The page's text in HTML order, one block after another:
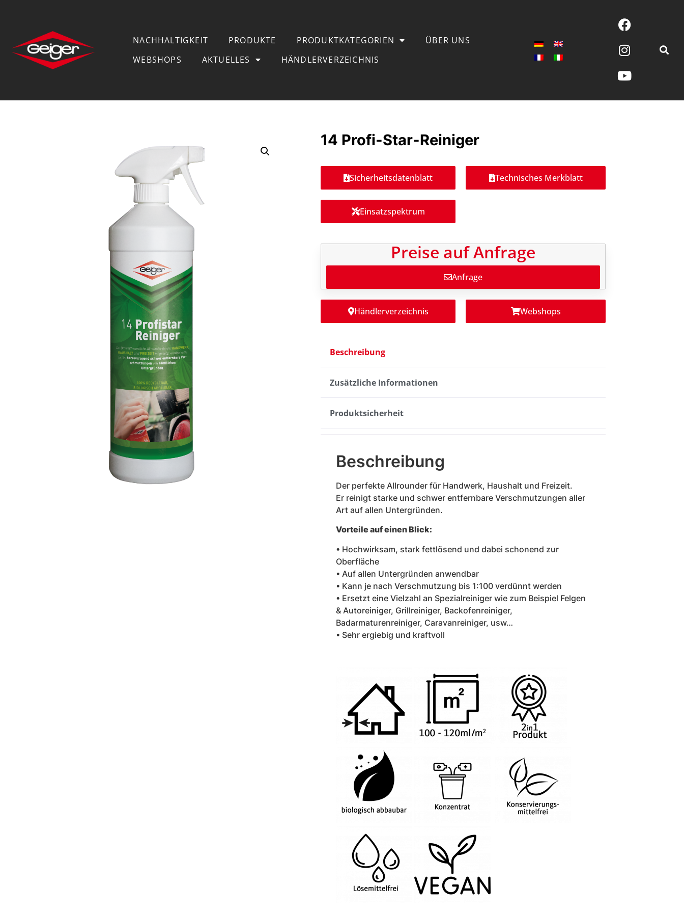
NACHHALTIGKEIT PRODUKTE PRODUKTKATEGORIEN
ÜBER UNS
WEBSHOPS
AKTUELLES HÄNDLERVERZEICHNIS
14 Profi-Star-Reiniger
Sicherheitsdatenblatt Technisches Merkblatt
Einsatzspektrum
Preise auf Anfrage
Anfrage
Händlerverzeichnis Webshops
Beschreibung
Zusätzliche Informationen
Produktsicherheit
Beschreibung
Der perfekte Allrounder für Handwerk, Haushalt und Freizeit.
Er reinigt starke und schwer entfernbare Verschmutzungen aller
Art auf allen Untergründen.
Vorteile auf einen Blick:
• Hochwirksam, stark fettlösend und dabei schonend zur
Oberfläche
• Auf allen Untergründen anwendbar
• Kann je nach Verschmutzung bis 1:100 verdünnt werden
• Ersetzt eine Vielzahl an Spezialreiniger wie zum Beispiel Felgen
& Autoreiniger, Grillreiniger, Backofenreiniger,
Badarmaturenreiniger, Caravanreiniger, usw…
• Sehr ergiebig und kraftvoll